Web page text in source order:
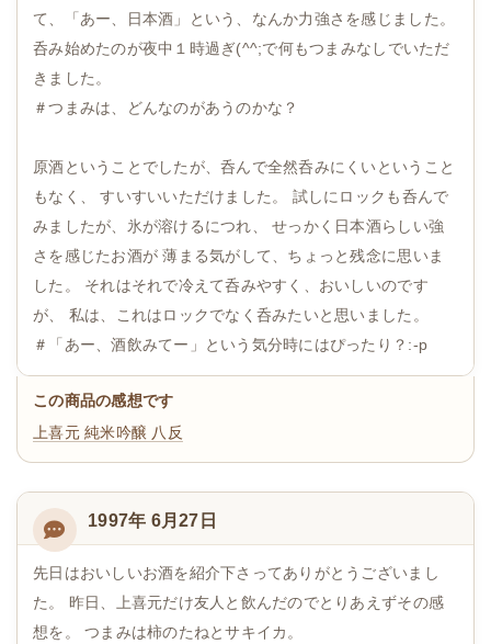
て、「あー、日本酒」という、なんか力強さを感じました。
呑み始めたのが夜中１時過ぎ(^^;で何もつまみなしでいただ
きました。
＃つまみは、どんなのがあうのかな？
原酒ということでしたが、呑んで全然呑みにくいということ
もなく、 すいすいいただけました。 試しにロックも呑んで
みましたが、氷が溶けるにつれ、 せっかく日本酒らしい強
さを感じたお酒が 薄まる気がして、ちょっと残念に思いま
した。 それはそれで冷えて呑みやすく、おいしいのです
が、 私は、これはロックでなく呑みたいと思いました。
＃「あー、酒飲みてー」という気分時にはぴったり？:-p
この商品の感想です
上喜元 純米吟醸 八反
1997年 6月27日
先日はおいしいお酒を紹介下さってありがとうございまし
た。 昨日、上喜元だけ友人と飲んだのでとりあえずその感
想を。 つまみは柿のたねとサキイカ。